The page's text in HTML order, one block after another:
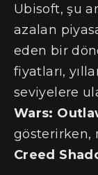
Ubisoft, şu
azalan
eden bir
fiyatları,
seviyelere
Wars:
gösterirken,
Creed